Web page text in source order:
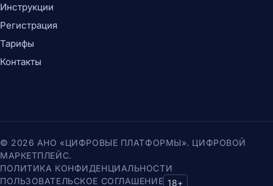
Инструкции
Регистрация
Тарифы
Контакты
© 2026 АНО «ЦИФРОВЫЕ ПЛАТФОРМЫ». ЦИФРОВОЙ
МАРКЕТПЛЕЙС.
ПОЛИТИКА КОНФИДЕНЦИАЛЬНОСТИ
ПОЛЬЗОВАТЕЛЬСКОЕ СОГЛАШЕНИЕ 18+